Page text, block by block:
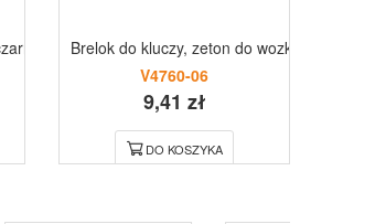
Brelok do kluczy, zeton do wozka na
V4760-06
9,41 zł
DO KOSZYKA